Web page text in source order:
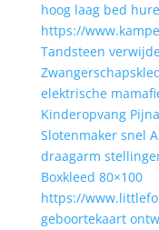
hoog laag bed
https://
Tandsteen
elektrische
Kinderopvang
Slotenmaker snel
draagarm
Boxkleed 80×100
https://
geboortekaart